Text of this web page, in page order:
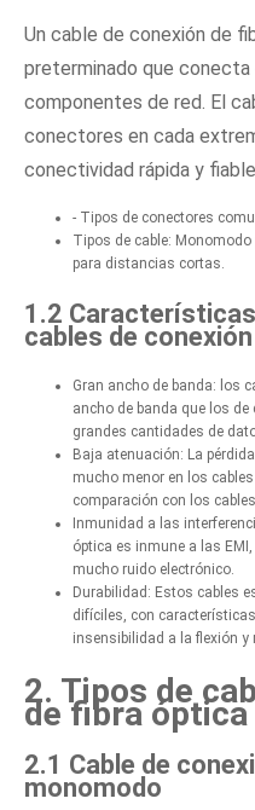
Un cable de conexión de
preterminado que
componentes de red. El
conectores en cada
conectividad rápida y
- Tipos de conectores
Tipos de cable:
para distancias cortas.
1.2
cables de
Gran ancho de banda: los
ancho de banda que los
grandes cantidades de
Baja atenuación: La
mucho menor en los
comparación con los
Inmunidad a las
óptica es inmune a las
mucho ruido electrónico.
Durabilidad: Estos cables
difíciles, con
insensibilidad a la flexión y
2. Tipos de
de fibra óptica
2.1 Cable de
monomodo